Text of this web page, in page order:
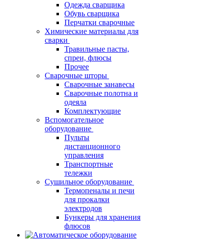
Одежда сварщика
Обувь сварщика
Перчатки сварочные
Химические материалы для
сварки
Травильные пасты,
спреи, флюсы
Прочее
Сварочные шторы
Сварочные занавесы
Сварочные полотна и
одеяла
Комплектующие
Вспомогательное
оборудование
Пульты
дистанционного
управления
Транспортные
тележки
Сушильное оборудование
Термопеналы и печи
для прокалки
электродов
Бункеры для хранения
флюсов